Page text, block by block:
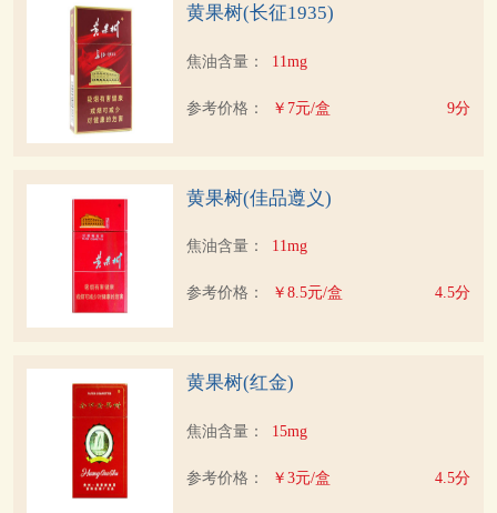
黄果树(长征1935)
焦油含量： 11mg
参考价格： ￥7元/盒 9分
黄果树(佳品遵义)
焦油含量： 11mg
参考价格： ￥8.5元/盒 4.5分
黄果树(红金)
焦油含量： 15mg
参考价格： ￥3元/盒 4.5分